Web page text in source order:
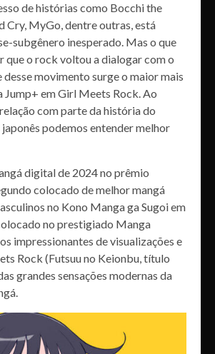
de histórias como Bocchi the
Cry, MyGo, dentre outras, está
subgênero inesperado. Mas o que
que o rock voltou a dialogar com o
movimento surge o maior mais
Jump+ em Girl Meets Rock. Ao
com parte da história do
podemos entender melhor
digital de 2024 no prêmio
colocado de melhor mangá
no Kono Manga ga Sugoi em
no prestigiado Manga
impressionantes de visualizações e
Rock (Futsuu no Keionbu, título
grandes sensações modernas da